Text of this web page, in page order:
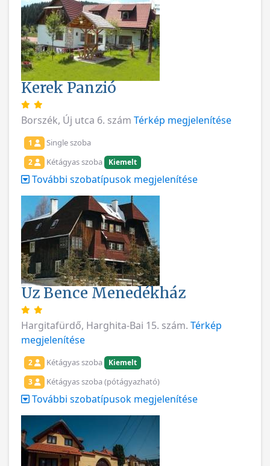
Kerek Panzió
Borszék, Új utca 6. szám Térkép megjelenítése
1 Single szoba
2 Kétágyas szoba Kiemelt
További szobatípusok megjelenítése
Uz Bence Menedékház
Hargitafürdő, Harghita-Bai 15. szám. Térkép
megjelenítése
2 Kétágyas szoba
Kiemelt
3
Kétágyas szoba (pótágyazható)
További szobatípusok megjelenítése